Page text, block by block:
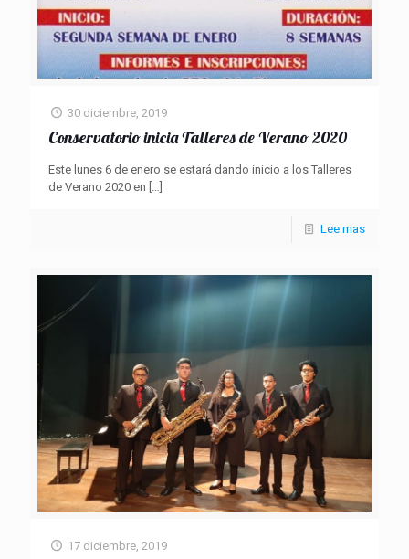
30 diciembre, 2019
Conservatorio inicia Talleres de Verano 2020
Este lunes 6 de enero se estará dando inicio a los Talleres
de Verano 2020 en
Lee mas
17 diciembre, 2019